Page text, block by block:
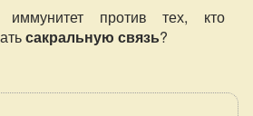
иммунитет против тех, кто
сакральную связь?